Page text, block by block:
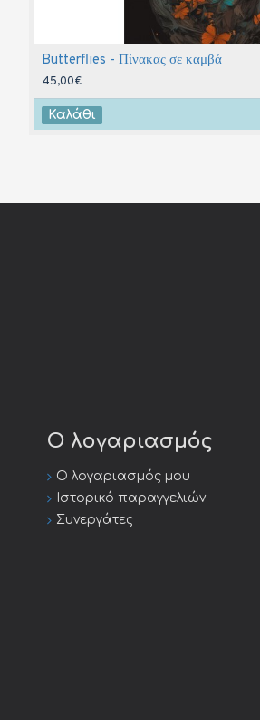
Butterflies - Πίνακας σε καμβά
45,00€
Καλάθι
Ο λογαριασμός
Ο λογαριασμός μου
Ιστορικό παραγγελιών
Συνεργάτες